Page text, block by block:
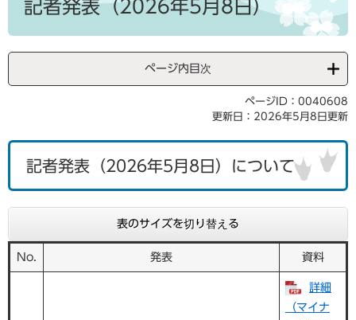
記者発表（2026年5月8日）
ページ内目次
ページID：0040608
更新日：2026年5月8日更新
記者発表（2026年5月8日）について
表のサイズを切り替える
No. 発表 資料
詳細
（マイナ